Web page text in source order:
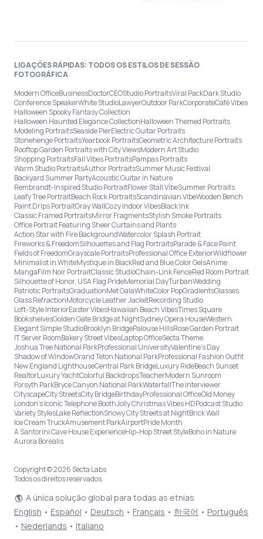
LIGAÇÕES RÁPIDAS: TODOS OS ESTILOS DE SESSÃO
FOTOGRÁFICA
Modern OfficeBusinessDoctorCEOStudio PortraitsViral PackDark Studio
Conference SpeakerWhite StudioLawyerOutdoor ParkCorporateCafé Vibes
Halloween Spooky Fantasy Collection
Halloween Haunted Elegance CollectionHalloween Themed Portraits
Modeling PortraitsSeaside PierElectric Guitar Portraits
Stonehenge PortraitsYearbook PortraitsGeometric Architecture Portraits
Rooftop Garden Portraits with City ViewsModern Art Studio
Shopping PortraitsFall Vibes PortraitsPampas Portraits
Warm Studio PortraitsAuthor PortraitsSummer Music Festival
Backyard Summer PartyAcoustic Guitar in Nature
Rembrandt-Inspired Studio PortraitFlower Stall VibeSummer Portraits
Leafy Tree PortraitBeach Rock PortraitsScandinavian VibeWooden Bench
Paint Drips PortraitGray WallCozy Indoor VibesBlack Ink
Classic Framed PortraitsMirror FragmentsStylish Smoke Portraits
Office Portrait Featuring Sheer Curtains and Plants
Action Star with Fire BackgroundWatercolor Splash Portrait
Fireworks & FreedomSilhouettes and Flag PortraitsParade & Face Paint
Fields of FreedomGrayscale PortraitsProfessional Office ExteriorWildflower
Minimalist in WhiteMystique in BlackRed and Blue Color GelsAnime
MangaFilm Noir PortraitClassic StudioChain-Link FenceRed Room Portrait
Silhouette of Honor, USA Flag PrideMemorial DayTurbanWedding
Patriotic PortraitsGraduationMet GalaWhiteColor PopGradientsGlasses
Glass RefractionMotorcycle Leather JacketRecording Studio
Loft-Style InteriorEaster VibesHawaiian Beach VibesTimes Square
BookshelvesGolden Gate Bridge at NightSydney Opera HouseWestern
Elegant Simple StudioBrooklyn BridgePalouse HillsRose Garden Portrait
IT Server RoomBakery Street VibesLaptop OfficeSecta Theme
Joshua Tree National ParkProfessional UniversityValentine's Day
Shadow of WindowGrand Teton National ParkProfessional Fashion Outfit
New England LighthouseCentral Park BridgeLuxury RideBeach Sunset
RealtorLuxury YachtColorful BackdropsTeacherModern Sunroom
Forsyth ParkBryce Canyon National ParkWaterfallThe Interviewer
CityscapeCity StreetsCity BridgeBirthdayProfessional OfficeOld Money
London’s Iconic Telephone BoothJolly Christmas Vibes HDPodcast Studio
Variety StylesLake ReflectionSnowy City Streets at NightBrick Wall
Ice Cream TruckAmusement ParkAirportPride Month
A Santorini Cave House ExperienceHip-Hop Street StyleBoho in Nature
Aurora Borealis
Copyright © 2026 Secta Labs
Todos os direitos reservados.
A única solução global para todas as etnias
English • Español • Deutsch • Français • 한국어 • Português
• Nederlands • Italiano